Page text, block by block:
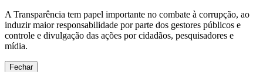
A Transparência tem papel importante no combate à corrupção, ao
induzir maior responsabilidade por parte dos gestores públicos e
controle e divulgação das ações por cidadãos, pesquisadores e
mídia.
Fechar